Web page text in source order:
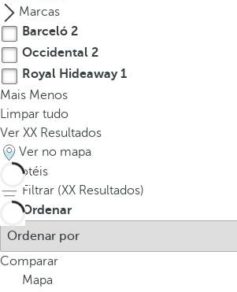
Marcas
Barceló 2
Occidental 2
Royal Hideaway1
Mais Menos
Limpar tudo
Ver XX Resultados
Ver no mapa
hotéis
Filtrar (XX Resultados)
Ordenar
Comparar
Mapa